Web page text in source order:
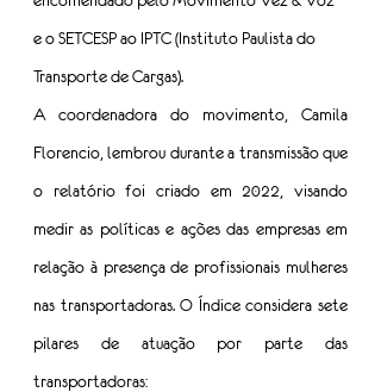
e o SETCESP ao IPTC (Instituto Paulista do
Transporte de Cargas).
A coordenadora do movimento, Camila
Florencio, lembrou durante a transmissão que
o relatório foi criado em 2022, visando
medir as políticas e ações das empresas em
relação à presença de profissionais mulheres
nas transportadoras. O Índice considera sete
pilares de atuação por parte das
transportadoras: